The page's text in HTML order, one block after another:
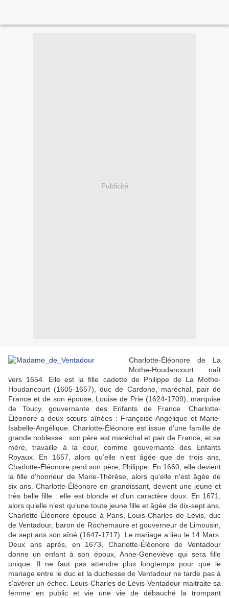
Publicité
Charlotte-Éléonore de La
Mothe-Houdancourt naît
vers 1654. Elle est la fille cadette de Philippe de La Mothe-
Houdancourt (1605-1657), duc de Cardone, maréchal, pair de
France et de son épouse, Louise de Prie (1624-1709), marquise
de Toucy, gouvernante des Enfants de France. Charlotte-
Éléonore a deux sœurs aînées : Françoise-Angélique et Marie-
Isabelle-Angélique. Charlotte-Éléonore est issue d’une famille de
grande noblesse : son père est maréchal et pair de France, et sa
mère, travaille à la cour, comme gouvernante des Enfants
Royaux. En 1657, alors qu’elle n’est âgée que de trois ans,
Charlotte-Éléonore perd son père, Philippe. En 1660, elle devient
la fille d'honneur de Marie-Thérèse,alors qu'elle n'est âgée de
six ans. Charlotte-Éléonore en grandissant, devient une jeune et
très belle fille : elle est blonde et d'un caractèredoux. En 1671,
alors qu’elle n’est qu’une toute jeune fille et âgée de dix-sept ans,
Charlotte-Éléonore épouse à Paris, Louis-Charles de Lévis, duc
de Ventadour, baron de Rochemaure et gouverneur de Limousin,
de sept ans son aîné (1647-1717). Le mariage a lieu le 14 Mars.
Deux ans après, en 1673, Charlotte-Éléonore de Ventadour
donne un enfantà son époux, Anne-Genevièvequi sera fille
unique . Il ne faut pas attendre plus longtemps pour que le
mariage entre le duc et la duchesse de Ventadour ne tarde pas à
s’avérer un échec. Louis-Charles de Lévis-Ventadour maltraite sa
femme en public et vie une vie de débauché la trompant